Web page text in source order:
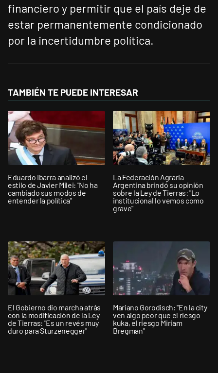
financiero y permitir que el país deje de
estar permanentemente condicionado
por la incertidumbre política.
TAMBIÉN TE PUEDE INTERESAR
Eduardo Ibarra analizó el
estilo de Javier Milei: "No ha
cambiado sus modos de
entender la política"
La Federación Agraria
Argentina brindó su opinión
sobre la Ley de Tierras: "Lo
institucional lo vemos como
grave"
El Gobierno dio marcha atrás
con la modificación de la Ley
de Tierras: "Es un revés muy
duro para Sturzenegger"
Mariano Gorodisch: "En la city
ven algo peor que el riesgo
kuka, el riesgo Miriam
Bregman"